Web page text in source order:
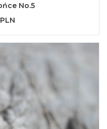
No.5